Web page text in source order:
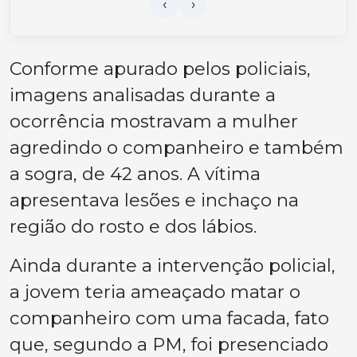
Conforme apurado pelos policiais,
imagens analisadas durante a
ocorrência mostravam a mulher
agredindo o companheiro e também
a sogra, de 42 anos. A vítima
apresentava lesões e inchaço na
região do rosto e dos lábios.
Ainda durante a intervenção policial,
a jovem teria ameaçado matar o
companheiro com uma facada, fato
que, segundo a PM, foi presenciado